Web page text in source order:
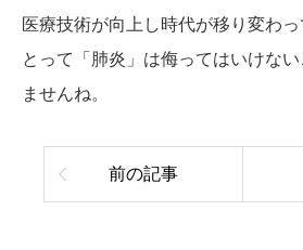
医療技術が向上し時代が移り変わ
とって「肺炎」は侮ってはいけな
ませんね。
前の記事